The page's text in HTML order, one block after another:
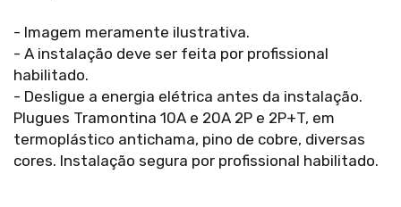
- Imagem meramente ilustrativa.
- A instalação deve ser feita por profissional
habilitado.
- Desligue a energia elétrica antes da instalação.
Plugues Tramontina 10A e 20A 2P e 2P+T, em
termoplástico antichama, pino de cobre, diversas
cores. Instalação segura por profissional habilitado.